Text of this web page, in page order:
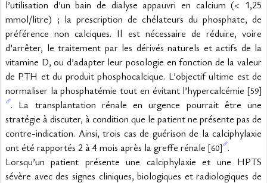
l’utilisation d’un bain de dialyse appauvri en calcium (< 1,25
mmol/litre) ; la prescription de chélateurs du phosphate, de
préférence non calciques. Il est nécessaire de réduire, voire
d’arrêter, le traitement par les dérivés naturels et actifs de la
vitamine D, ou d’adapter leur posologie en fonction de la valeur
de PTH et du produit phosphocalcique. L’objectif ultime est de
normaliser la phosphatémie tout en évitant l’hypercalcémie [59]
. La transplantation rénale en urgence pourrait être une
stratégie à discuter, à condition que le patient ne présente pas de
contre-indication. Ainsi, trois cas de guérison de la calciphylaxie
ont été rapportés 2 à 4 mois après la greffe rénale [60] .
Lorsqu’un patient présente une calciphylaxie et une HPTS
sévère avec des signes cliniques, biologiques et radiologiques de